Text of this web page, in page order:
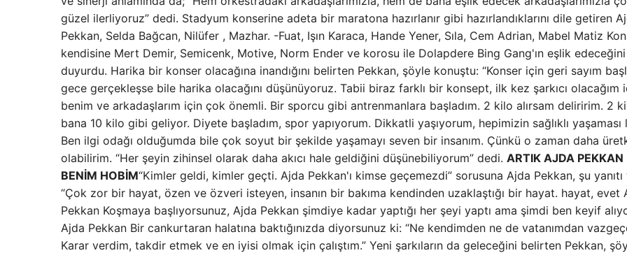
güzel ilerliyoruz” dedi. Stadyum konserine adeta bir maratona hazırlanır gibi hazırlandıklarını dile getiren
Pekkan, Selda Bağcan, Nilüfer , Mazhar. -Fuat, Işın Karaca, Hande Yener, Sıla, Cem Adrian, Mabel Matiz
kendisine Mert Demir, Semicenk, Motive, Norm Ender ve korosu ile Dolapdere Bing Gang'ın eşlik edeceğini
duyurdu. Harika bir konser olacağına inandığını belirten Pekkan, şöyle konuştu: “Konser için geri sayım
gece gerçekleşse bile harika olacağını düşünüyoruz. Tabii biraz farklı bir konsept, ilk kez şarkıcı olacağım
benim ve arkadaşlarım için çok önemli. Bir sporcu gibi antrenmanlara başladım. 2 kilo alırsam deliririm. 2
bana 10 kilo gibi geliyor. Diyete başladım, spor yapıyorum. Dikkatli yaşıyorum, hepimizin sağlıklı yaşaması
Ben ilgi odağı olduğumda bile çok soyut bir şekilde yaşamayı seven bir insanım. Çünkü o zaman daha
olabilirim. “Her şeyin zihinsel olarak daha akıcı hale geldiğini düşünebiliyorum” dedi. ARTIK AJDA PEKKAN
BENİM HOBİM“Kimler geldi, kimler geçti. Ajda Pekkan'ı kimse geçemezdi” sorusuna Ajda Pekkan, şu
“Çok zor bir hayat, özen ve özveri isteyen, insanın bir bakıma kendinden uzaklaştığı bir hayat. hayat, evet
Pekkan Koşmaya başlıyorsunuz, Ajda Pekkan şimdiye kadar yaptığı her şeyi yaptı ama şimdi ben keyif
Ajda Pekkan Bir cankurtaran halatına baktığınızda diyorsunuz ki: “Ne kendimden ne de vatanımdan
Karar verdim, takdir etmek ve en iyisi olmak için çalıştım.” Yeni şarkıların da geleceğini belirten Pekkan,